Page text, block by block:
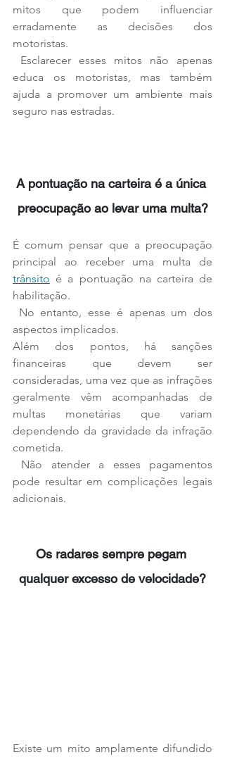
mitos que podem influenciar
erradamente as decisões dos
motoristas.
educa os motoristas, mas também
ajuda a promover um ambiente mais
seguro nas estradas.
A pontuação na carteira é a única
preocupação ao levar uma multa?
É comum pensar que a preocupação
trânsito é a pontuação na carteira de
habilitação.
aspectos implicados.
Além dos pontos, há sanções
financeiras que devem ser
consideradas, uma vez que as infrações
geralmente vêm acompanhadas de
multas monetárias que variam
dependendo da gravidade da infração
cometida.
pode resultar em complicações legais
adicionais.
Os radares sempre pegam
qualquer excesso de velocidade?
Existe um mito amplamente difundido